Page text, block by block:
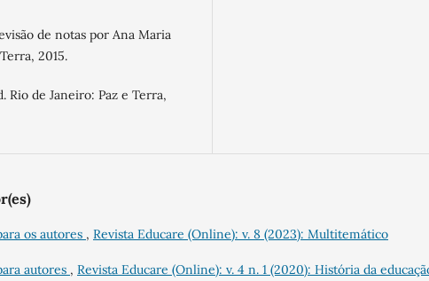
de notas por Ana Maria
2015.
Rio de Janeiro: Paz e Terra,
os autores , Revista Educare (Online): v. 8 (2023): Multitemático
autores , Revista Educare (Online): v. 4 n. 1 (2020): História da